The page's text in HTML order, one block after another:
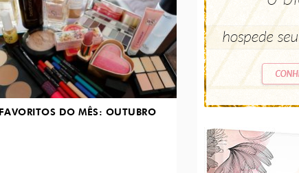
FAVORITOS DO MÊS: OUTUBRO